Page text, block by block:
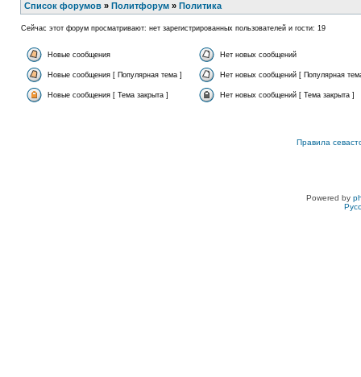
Список форумов » Политфорум » Политика
Сейчас этот форум просматривают: нет зарегистрированных пользователей и гости: 19
Новые сообщения Нет новых сообщений
Новые сообщения [ Популярная тема ] Нет новых сообщений [ Популярная
Новые сообщения [ Тема закрыта ] Нет новых сообщений [ Тема закрыта ]
Правила
Powered by